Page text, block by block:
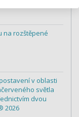
na rozštěpené
v oblasti
světla
dvou
2026